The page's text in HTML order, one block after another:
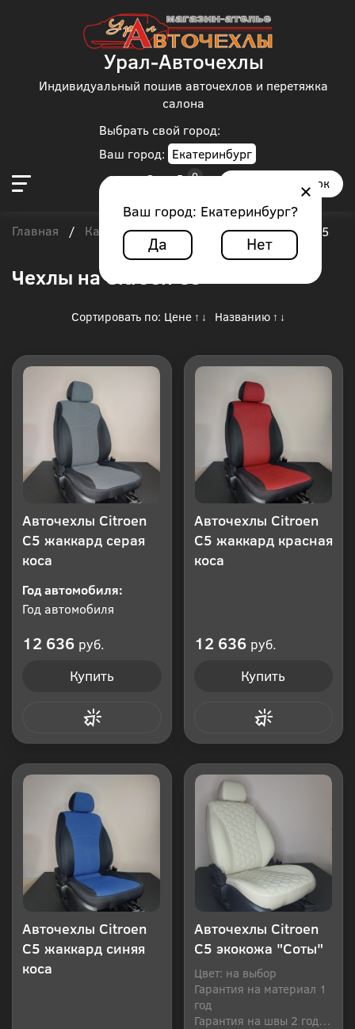
Выбрать свой город:
Ваш город: Екатеринбург
Ваш город: Екатеринбург?
Да Нет
Урал-Авточехлы
Индивидуальный пошив авточехлов и перетяжка
салона
Заказать звонок
Главная / Каталог чехлов / Citroen / Citroen C5
Чехлы на Citroen C5
Сортировать по: Цене ↑ ↓ Названию ↑ ↓
Авточехлы Citroen
C5 жаккард серая
коса
Год автомобиля:
Год автомобиля
12 636 руб.
Купить
Авточехлы Citroen
C5 жаккард красная
коса
12 636 руб.
Купить
Авточехлы Citroen
C5 жаккард синяя
коса
Авточехлы Citroen
C5 экокожа "Соты"
Цвет: на выбор
Гарантия на материал 1
год
Гарантия на швы 2 года